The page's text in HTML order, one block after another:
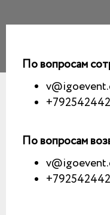
По вопросам
По вопросам